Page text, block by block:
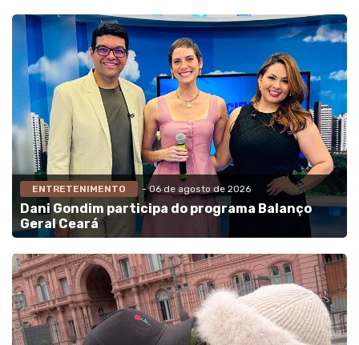
ENTRETENIMENTO - 06 de agosto de 2026
Dani Gondim participa do programa Balanço
Geral Ceará